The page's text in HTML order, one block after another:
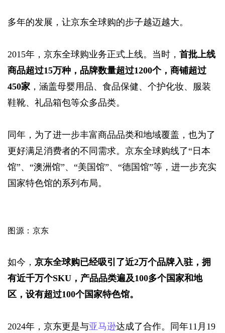
多年的发展，让京东全球购的步子越迈越大。
2015年，京东全球购业务正式上线。当时， 首批上线
商品超过15万种，品牌数量超过1200个，商铺超过
450家 ，涵盖母婴用品、食品保健、个护化妆、服装
鞋靴、礼品箱包等众多品类。
同年，为了进一步丰富商品品类和地域覆盖，也为了
更好满足消费者的不同需求。京东全球购线了“日本
馆”、“澳洲馆”、“美国馆”、“德国馆”等，进一步充实
国家特色馆的系列布局。
图源：京东
如今， 京东全球购已经吸引了近2万个品牌入驻，拥
有近千万个SKU，产品品类遍及100多个国家和地
区，设有超过100个国家特色馆。
2024年，京东更是与亚马逊达成了合作。同年11月19